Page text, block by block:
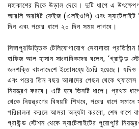
মহাকাশের দিকে উড়াল দেবে। দুটি ধাপে এ
আরলি অরবিট ফেইজ (এলইওপি) এবং
দিন এবং পরের ধাপে ২০ দিন সময় লাগবে।
সিঙ্গাপুরভিত্তিক টেলিযোগাযোগ সেবাদাতা প্রতিষ্ঠান
হাফিজ আল হাসান সাংবাদিকদের বলেন, ‘গ্রাউন্ড
জনশক্তি বাংলাদেশে ইতোমধ্যে তৈরি হয়েছে।
এবং পরের তিন বছর আমাদের পেছন থেকে থ্যালেস
নিয়ন্ত্রণ করবে। এটি হবে তিনটি ধাপে। প্রথম
থেকে নিয়ন্ত্রণের বিষয়টি শিখবে, পরের ধাপে
পরিচালনা করলে আমরা অন্যটা করবো, শেষ ধাপে
গ্রাউন্ড স্টেশন থেকে স্যাটেলাইটের পুরোপুরি